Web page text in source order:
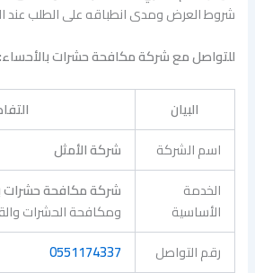
شروط العرض ومدى انطباقه على الطلب عند
للتواصل مع شركة مكافحة حشرات بالأحساء:
البيان
اسم الشركة
شركة الأمثل
الخدمة
الأساسية
شركة مكافحة حشرات
ومكافحة الحشرات
رقم التواصل
0551174337